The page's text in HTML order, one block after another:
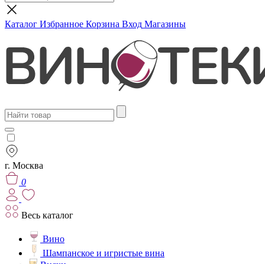
Каталог Избранное Корзина Вход Магазины
г. Москва
0
Весь каталог
Вино
Шампанское и игристые вина